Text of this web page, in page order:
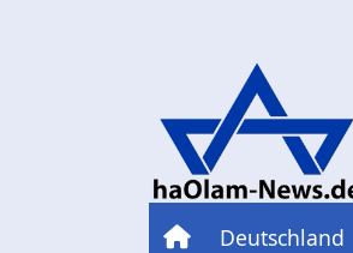
Deutschland